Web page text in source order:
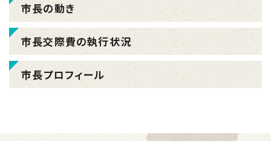
市長の動き
市長交際費の執行状況
市長プロフィール